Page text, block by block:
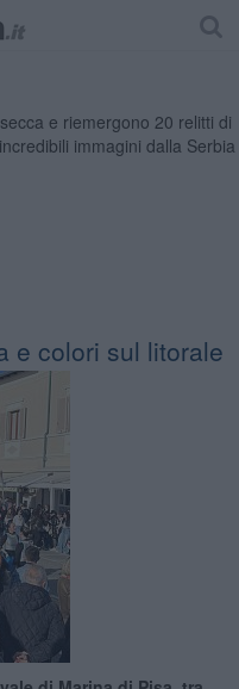
e colori sul litorale